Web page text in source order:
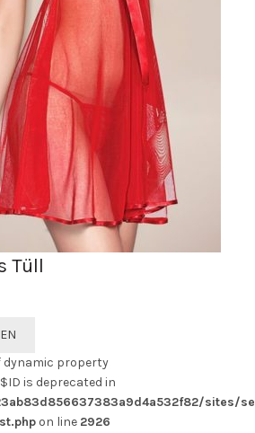
Tüll
weist
mehrere
Varianten
auf.
dynamic property
is deprecated in
sites/
on line 2926